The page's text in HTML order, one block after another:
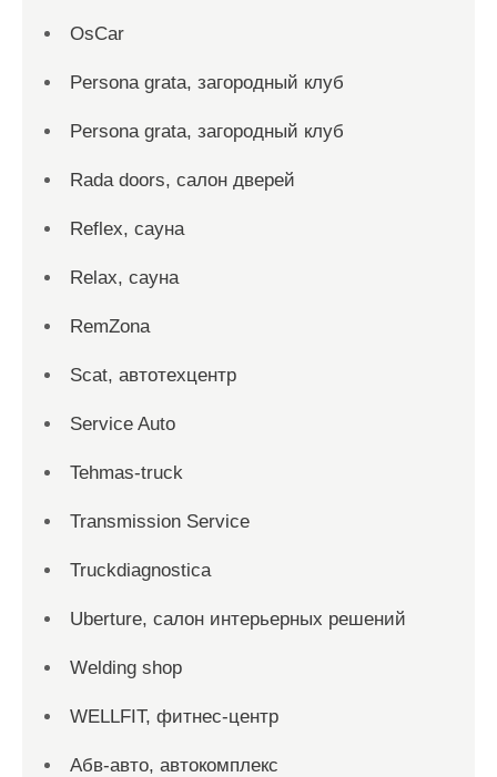
OsCar
Persona grata, загородный клуб
Persona grata, загородный клуб
Rada doors, салон дверей
Reflex, сауна
Relax, сауна
RemZona
Scat, автотехцентр
Service Auto
Tehmas-truck
Transmission Service
Truckdiagnostica
Uberture, салон интерьерных решений
Welding shop
WELLFIT, фитнес-центр
Абв-авто, автокомплекс